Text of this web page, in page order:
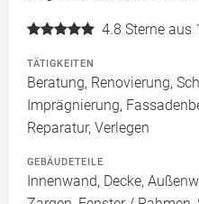
4.8 Sterne aus
TÄTIGKEITEN
Beratung, Renovierung,
Imprägnierung,
Reparatur, Verlegen
GEBÄUDETEILE
Innenwand, Decke,